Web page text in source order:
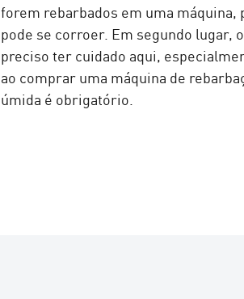
forem rebarbados em uma máquina,
pode se corroer. Em segundo lugar,
preciso ter cuidado aqui,
ao comprar uma máquina de
úmida é obrigatório.